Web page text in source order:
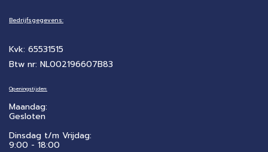
Bedrijfsgegevens:
Kvk: 65531515
Btw nr: NL002196607B83
Openingstijden:
Maandag:
Gesloten
Dinsdag t/m Vrijdag:
9:00 - 18:00